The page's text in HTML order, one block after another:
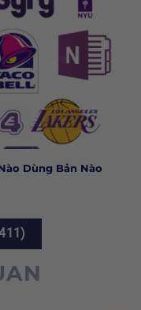
Dùng Bản Nào